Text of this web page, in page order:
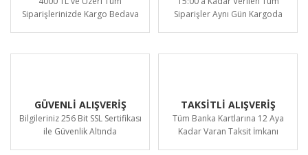
Siparişlerinizde Kargo Bedava
Siparişler Aynı Gün Kargoda
GÜVENLİ ALIŞVERİŞ
Bilgileriniz 256 Bit SSL Sertifikası
ile Güvenlik Altında
TAKSİTLİ ALIŞVERİŞ
Tüm Banka Kartlarına 12 Aya
Kadar Varan Taksit İmkanı